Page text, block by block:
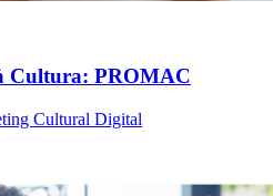
Cultura: PROMAC
Cultural Digital